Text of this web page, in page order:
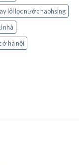
lõi lọc nước haohsing
nhà
ở hà nội